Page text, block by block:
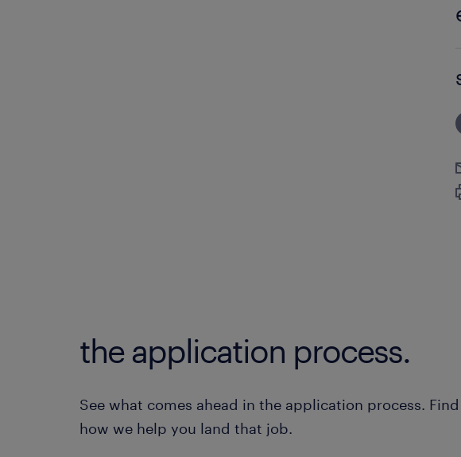
the application process.
See what comes ahead in the application process.
how we help you land that job.